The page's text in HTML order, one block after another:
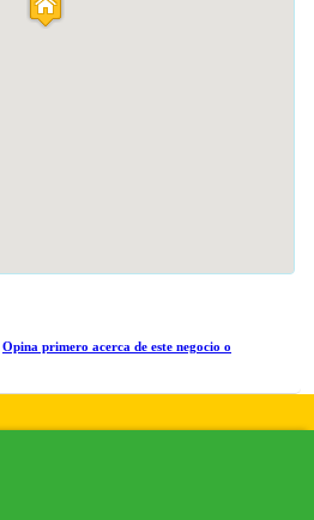
Opina primero acerca de este negocio o